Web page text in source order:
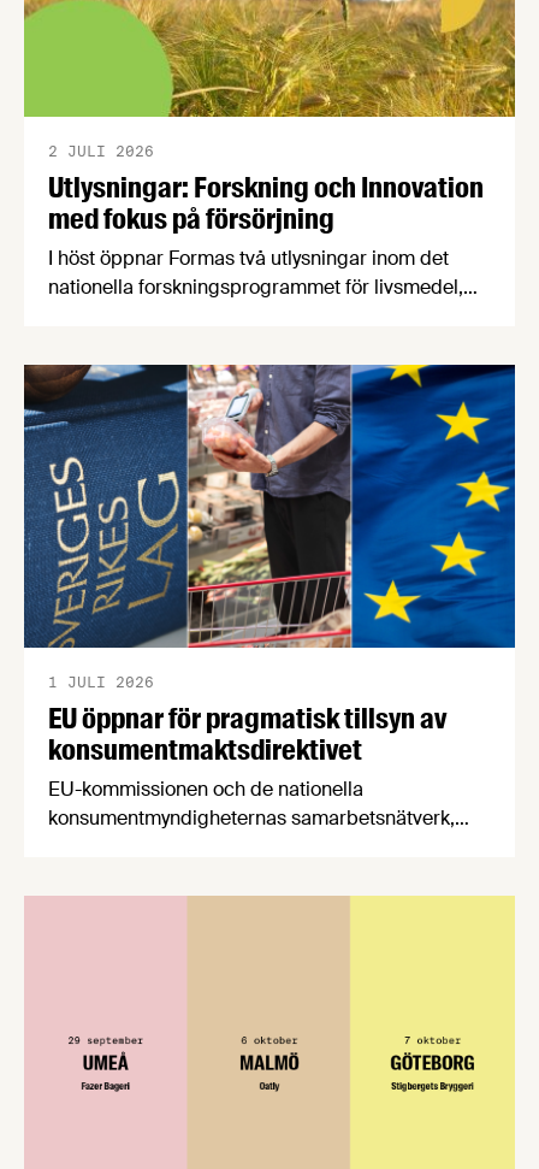
Utlysningar: Forskning och Innovation
med fokus på försörjning
2 JULI 2026
I höst öppnar Formas två utlysningar inom det
nationella forskningsprogrammet för livsmedel,
en motståndskraftig livsmedelsförsörjning", och
båda syftar till att bana väg för innovationer som
stärker Sveriges livsmedelsförsörjning.
EU öppnar för pragmatisk tillsyn av
konsumentmaktsdirektivet
1 JULI 2026
EU-kommissionen och de nationella
konsumentmyndigheternas samarbetsnätverk,